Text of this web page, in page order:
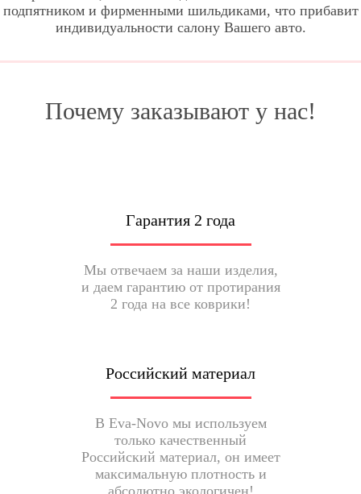
подпятником и фирменными шильдиками, что прибавит
индивидуальности салону Вашего авто.
Почему заказывают у нас!
Гарантия 2 года
Мы отвечаем за наши изделия,
и даем гарантию от протирания
2 года на все коврики!
Российский материал
В Eva-Novo мы используем
только качественный
Российский материал, он имеет
максимальную плотность и